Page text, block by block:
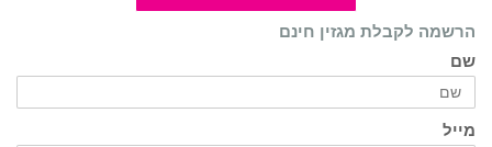
הרשמה לקבלת מגזין חינם
שם
מייל